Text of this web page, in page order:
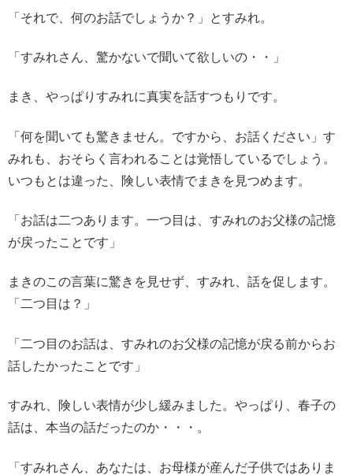
「それで、何のお話でしょうか？」とすみれ。
「すみれさん、驚かないで聞いて欲しいの・・」
まき、やっぱりすみれに真実を話すつもりです。
「何を聞いても驚きません。ですから、お話ください」す
みれも、おそらく言われることは覚悟しているでしょう。
いつもとは違った、険しい表情でまきを見つめます。
「お話は二つあります。一つ目は、すみれのお父様の記憶
が戻ったことです」
まきのこの言葉に驚きを見せず、すみれ、話を促します。
「二つ目は？」
「二つ目のお話は、すみれのお父様の記憶が戻る前からお
話したかったことです」
すみれ、険しい表情が少し緩みました。やっぱり、春子の
話は、本当の話だったのか・・・。
「すみれさん、あなたは、お母様が産んだ子供ではありま